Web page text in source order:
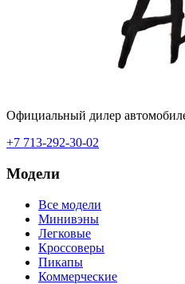
Официальный дилер
+7 713-292-30-02
Модели
Все модели
Минивэны
Легковые
Кроссоверы
Пикапы
Коммерческие